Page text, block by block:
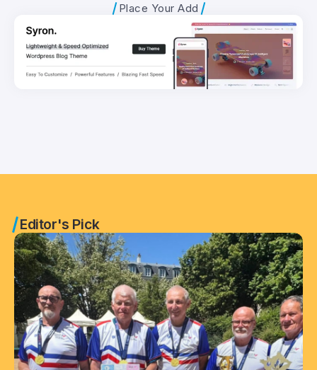
Place Your Add
Editor's Pick